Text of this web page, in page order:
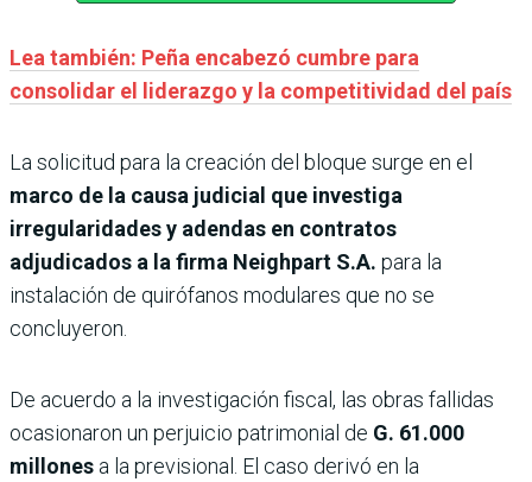
Lea también: Peña encabezó cumbre para
consolidar el liderazgo y la competitividad del país
La solicitud para la creación del bloque surge en el
marco de la causa judicial que investiga
irregularidades y adendas en contratos
adjudicados a la firma Neighpart S.A. para la
instalación de quirófanos modulares que no se
concluyeron.
De acuerdo a la investigación fiscal, las obras fallidas
ocasionaron un perjuicio patrimonial de G. 61.000
millones a la previsional. El caso derivó en la